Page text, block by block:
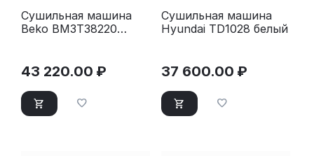
Сушильная машина
Beko BM3T38220
43 220.00 ₽
Сушильная машина
Hyundai TD1028 белый
37 600.00 ₽